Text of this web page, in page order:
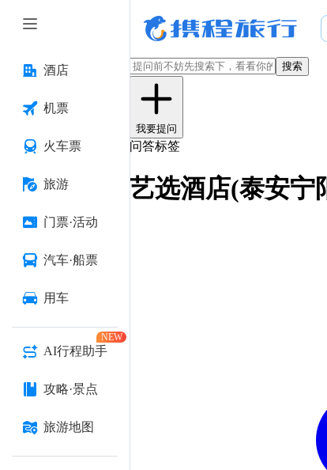
酒店
机票
火车票
旅游
门票·活动
汽车·船票
用车
AI行程助手
NEW
攻略·景点
旅游地图
搜索
我要提问
问答标签
艺选酒店(泰安宁